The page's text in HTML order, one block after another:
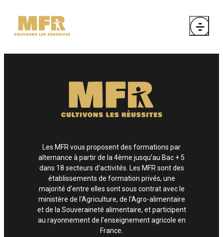
Les MFR vous proposent des formations par
alternance à partir de la 4ème jusqu’au Bac + 5
dans 18 secteurs d’activités. Les MFR sont des
établissements de formation privés, une
majorité d’entre elles sont sous contrat avec le
ministère de l'Agriculture, de l'Agro-alimentaire
et de la Souveraineté alimentaire, et participent
au rayonnement de l’enseignement agricole en
France.